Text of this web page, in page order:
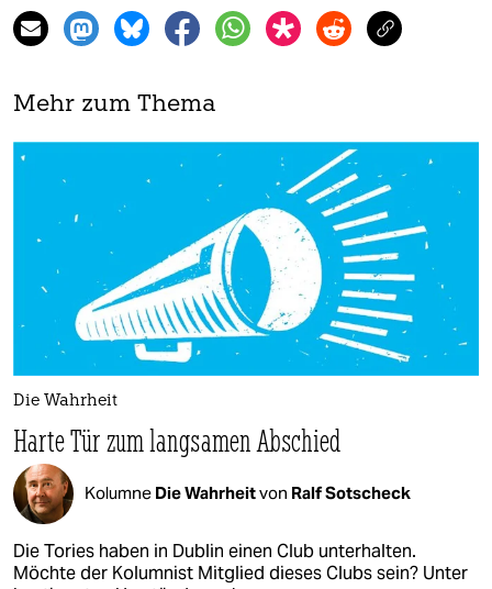
Mehr zum Thema
Die Wahrheit
Harte Tür zum langsamen Abschied
Kolumne Die Wahrheitvon Ralf Sotscheck
Die Tories haben in Dublin einen Club unterhalten.
Möchte der Kolumnist Mitglied dieses Clubs sein? Unter